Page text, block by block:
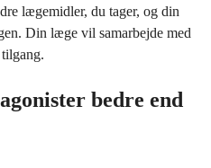
lægemidler, du tager, og din
Din læge vil samarbejde med
bedre end